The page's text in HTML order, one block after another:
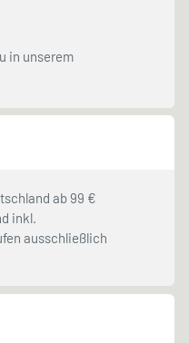
in unserem
ab 99 €
inkl.
ausschließlich